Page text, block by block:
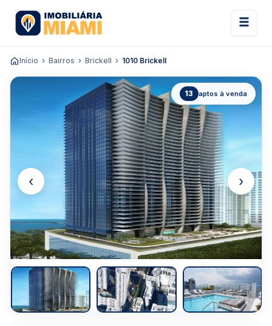
Início Bairros Brickell 1010 Brickell
13 aptos à venda
‹ ›